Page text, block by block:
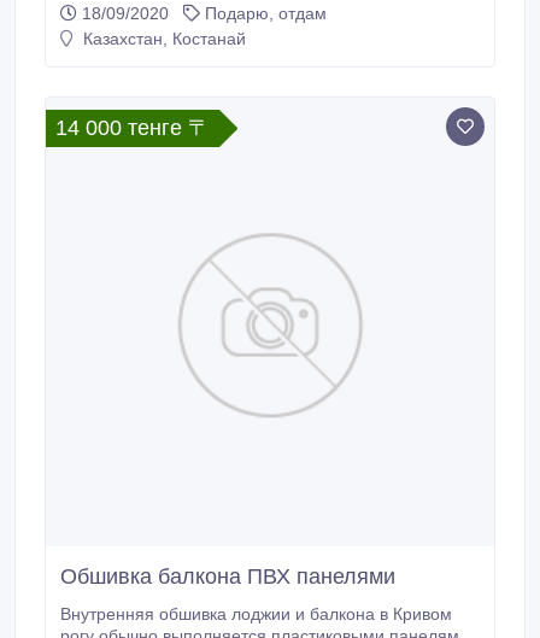
составляющей этот вариант окажется символически
дороже классических металлопластиковых оконных
металлопластика сегодня можно на страничках
сайтеца предприятия Комфорт кривой рог: balkon.
18/09/2020
Подарю, отдам
Казахстан, Костанай
14 000 тенге 〒
Обшивка балкона ПВХ панелями
Внутренняя обшивка лоджии и балкона в Кривом